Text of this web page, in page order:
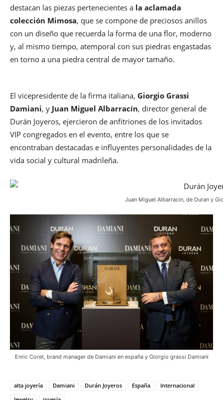
destacan las piezas pertenecientes a la aclamada
colección Mimosa, que se compone de preciosos anillos
con un diseño que recuerda la forma de una flor, moderno
y, al mismo tiempo, atemporal con sus piedras engastadas
en torno a una piedra central de mayor tamaño.
El vicepresidente de la firma italiana, Giorgio Grassi
Damiani, y Juan Miguel Albarracín, director general de
Durán Joyeros, ejercieron de anfitriones de los invitados
VIP congregados en el evento, entre los que se
encontraban destacadas e influyentes personalidades de la
vida social y cultural madrileña.
Juan Miguel Albarracin, de Duran y
Enric Coret, brand manager de Damiani en españa y Giorgio grassi Damiani
alta joyería Damiani Durán Joyeros España
Internacional